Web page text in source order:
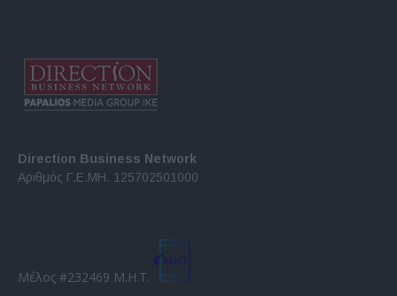
Direction Business Network
Αριθμός Γ.Ε.ΜΗ. 125702501000
Μέλος #232469 Μ.Η.Τ.